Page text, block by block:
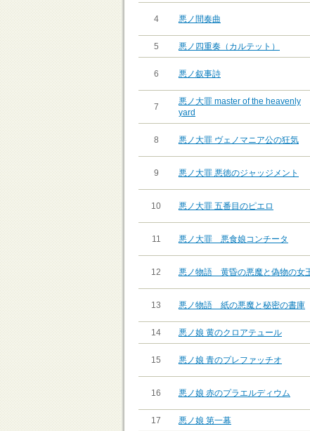
4 悪ノ間奏曲
5 悪ノ四重奏（カルテット）
6 悪ノ叙事詩
7
悪ノ大罪 master of the heavenly
yard
8 悪ノ大罪 ヴェノマニア公の狂気
9 悪ノ大罪 悪徳のジャッジメント
10 悪ノ大罪 五番目のピエロ
11 悪ノ大罪 悪食娘コンチータ
12 悪ノ物語 黄昏の悪魔と偽物の女
13 悪ノ物語 紙の悪魔と秘密の書庫
14 悪ノ娘 黄のクロアテュール
15 悪ノ娘 青のプレファッチオ
16 悪ノ娘 赤のプラエルディウム
17 悪ノ娘 第一幕